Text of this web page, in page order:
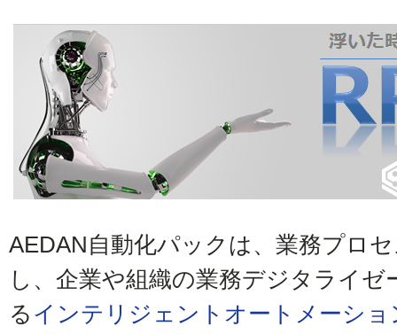
AEDAN自動化パックは、業務プロ
し、企業や組織の業務デジタライ
る インテリジェントオートメーショ